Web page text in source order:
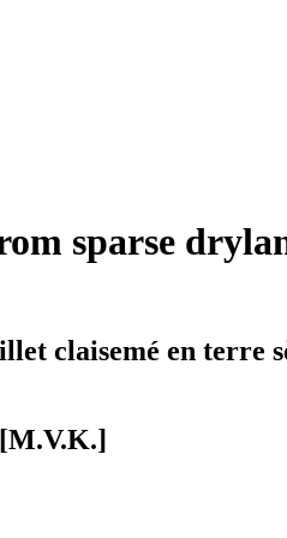
sparse
claisemé en terre